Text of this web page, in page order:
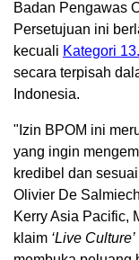
Badan Pengawas
Persetujuan ini
kecuali Kategori
secara terpisah
Indonesia.
"Izin BPOM ini
yang ingin
kredibel dan
Olivier De
Kerry Asia Pacific,
klaim ‘Live Culture’